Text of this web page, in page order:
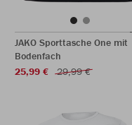
JAKO Sporttasche One mit
Bodenfach
25,99 €
29,99 €